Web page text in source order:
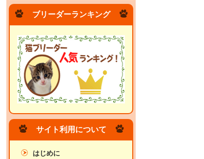
ブリーダーランキング
サイト利用について
はじめに